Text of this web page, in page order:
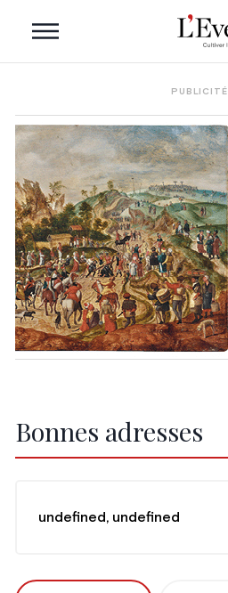
PUBLICITÉ
Bonnes adresses
undefined, undefined